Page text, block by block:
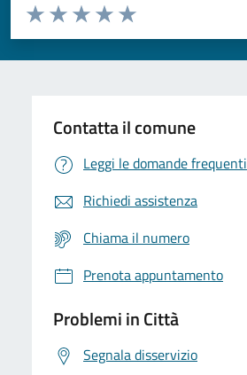
Domanda
Valuta da 1 a 5 stelle la pagina
Valuta 5 stelle su 5
Valuta 4 stelle su 5
Valuta 3 stelle su 5
Valuta 2 stelle su 5
Valuta 1 stelle su 5
Contatta il comune
Leggi le domande frequenti
Richiedi assistenza
Chiama il numero
Prenota appuntamento
Problemi in Città
Segnala disservizio